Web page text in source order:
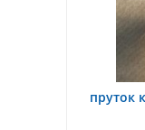
пруток